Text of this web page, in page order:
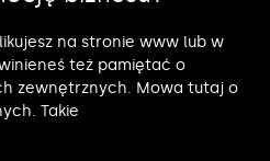
na stronie www lub w
też pamiętać o
zewnętrznych. Mowa tutaj o
Takie